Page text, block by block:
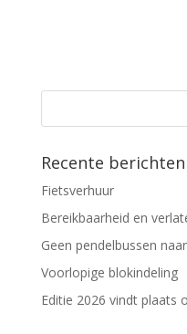
Recente berichten
Fietsverhuur
Bereikbaarheid en
Geen pendelbussen
Voorlopige blokindeling
Editie 2026 vindt plaats